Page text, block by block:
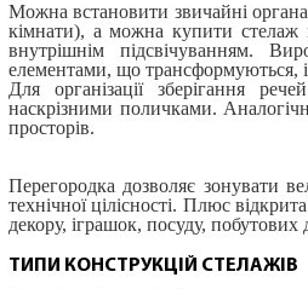
Можна встановити звичайні
кімнати), а можна купити стелаж
внутрішнім підсвічуванням.
елементами, що трансформуються,
Для організації зберігання
наскрізними поличками.
просторів.
Перегородка дозволяє зонувати
технічної цілісності. Плюс
декору, іграшок, посуду, побутових
ТИПИ КОНСТРУКЦІЙ СТЕЛАЖІВ